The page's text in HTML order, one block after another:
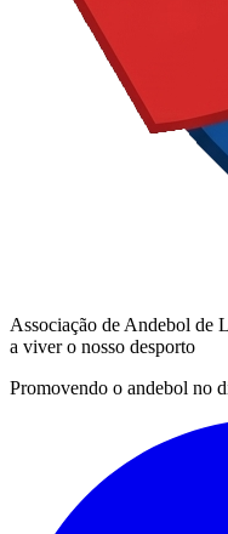
Associação de Andebol de
a viver o nosso desporto
Promovendo o andebol no